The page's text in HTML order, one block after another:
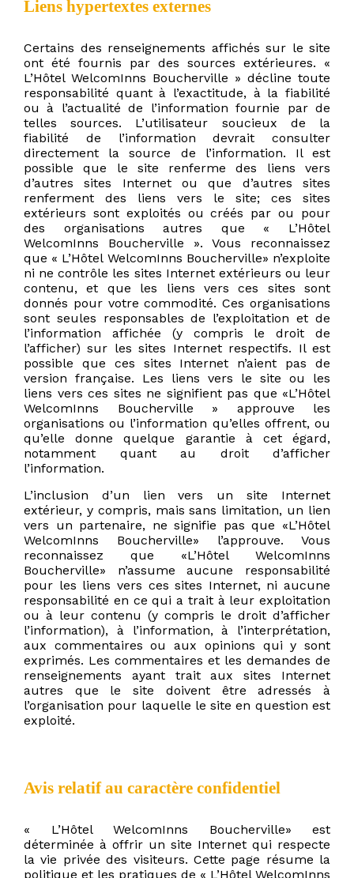
Liens hypertextes externes
Certains des renseignements affichés sur le site
ont été fournis par des sources extérieures. «
L’Hôtel WelcomInns Boucherville » décline toute
responsabilité quant à l’exactitude, à la fiabilité
ou à l’actualité de l’information fournie par de
telles sources. L’utilisateur soucieux de la
fiabilité de l’information devrait consulter
directement la source de l’information. Il est
possible que le site renferme des liens vers
d’autres sites Internet ou que d’autres sites
renferment des liens vers le site; ces sites
extérieurs sont exploités ou créés par ou pour
des organisations autres que « L’Hôtel
WelcomInns Boucherville ». Vous reconnaissez
que « L’Hôtel WelcomInns Boucherville» n’exploite
ni ne contrôle les sites Internet extérieurs ou leur
contenu, et que les liens vers ces sites sont
donnés pour votre commodité. Ces organisations
sont seules responsables de l’exploitation et de
l’information affichée (y compris le droit de
l’afficher) sur les sites Internet respectifs. Il est
possible que ces sites Internet n’aient pas de
version française. Les liens vers le site ou les
liens vers ces sites ne signifient pas que «L’Hôtel
WelcomInns Boucherville » approuve les
organisations ou l’information qu’elles offrent, ou
qu’elle donne quelque garantie à cet égard,
notamment quant au droit d’afficher
l’information.
L’inclusion d’un lien vers un site Internet
extérieur, y compris, mais sans limitation, un lien
vers un partenaire, ne signifie pas que «L’Hôtel
WelcomInns Boucherville» l’approuve. Vous
reconnaissez que «L’Hôtel WelcomInns
Boucherville» n’assume aucune responsabilité
pour les liens vers ces sites Internet, ni aucune
responsabilité en ce qui a trait à leur exploitation
ou à leur contenu (y compris le droit d’afficher
l’information), à l’information, à l’interprétation,
aux commentaires ou aux opinions qui y sont
exprimés. Les commentaires et les demandes de
renseignements ayant trait aux sites Internet
autres que le site doivent être adressés à
l’organisation pour laquelle le site en question est
exploité.
Avis relatif au caractère confidentiel
« L’Hôtel WelcomInns Boucherville» est
déterminée à offrir un site Internet qui respecte
la vie privée des visiteurs. Cette page résume la
politique et les pratiques de « L’Hôtel WelcomInns